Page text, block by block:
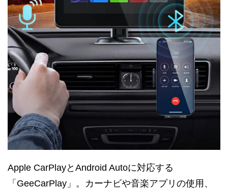
Apple CarPlayとAndroid Autoに対応する
「GeeCarPlay」。カーナビや音楽アプリの使用、